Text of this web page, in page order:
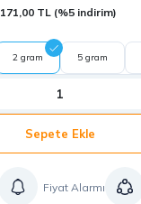
171,00 TL (%5 indirim)
2 gram 5 gram
Sepete Ekle
Fiyat Alarmı